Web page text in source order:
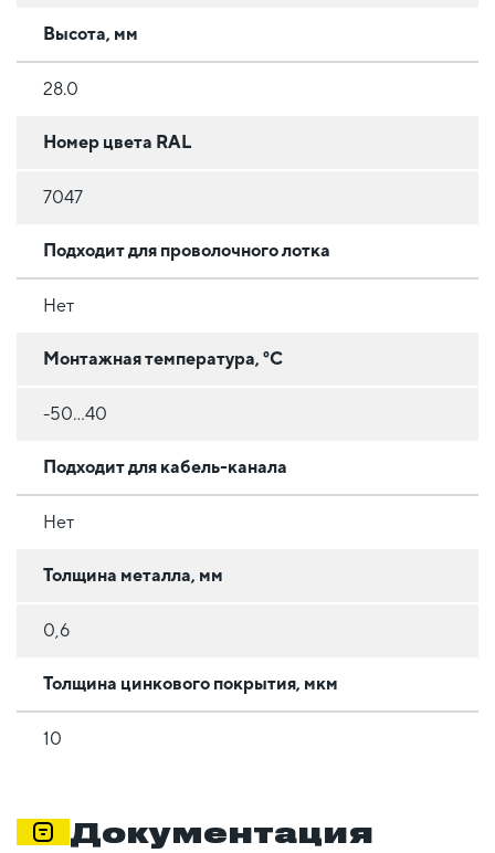
Высота, мм
28.0
Номер цвета RAL
7047
Подходит для проволочного лотка
Нет
Монтажная температура, °C
-50...40
Подходит для кабель-канала
Нет
Толщина металла, мм
0,6
Толщина цинкового покрытия, мкм
10
Документация